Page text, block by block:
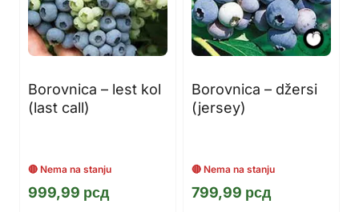
Borovnica – lest kol
(last call)
999,99 рсд
Borovnica – džersi
(jersey)
799,99 рсд